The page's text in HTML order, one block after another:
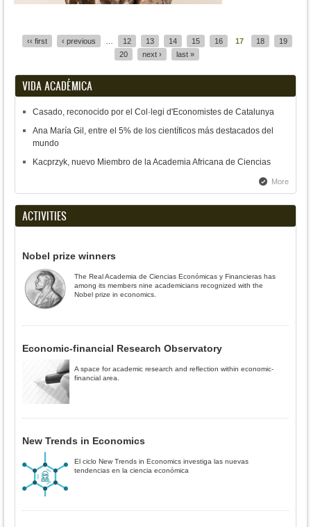
‹‹ first ‹ previous 12 13 14 15 16 17 18
19
20
next › last »
VIDA ACADÉMICA
Casado, reconocido por el Col·legi d'Economistes de Catalunya
Ana María Gil, entre el 5% de los científicos más destacados del
mundo
Kacprzyk, nuevo Miembro de la Academia Africana de Ciencias
More
ACTIVITIES
Nobel prize winners
The Real Academia de Ciencias Económicas y Financieras has
among its members nine academicians recognized with the
Nobel prize in economics.
Economic-financial Research Observatory
A space for academic research and reflection within economic-
financial area.
New Trends in Economics
El ciclo New Trends in Economics investiga las nuevas
tendencias en la ciencia económica